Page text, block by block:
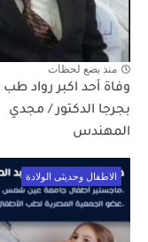
منذ بضع لحظات
وفاة أحد اكبر رواد طب
بجرجا الدكتور / مجدي
المهندس
الاطفال وحديثى الولادة